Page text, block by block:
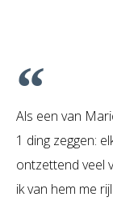
Als een van
1 ding zeggen:
ontzettend veel
ik van hem me